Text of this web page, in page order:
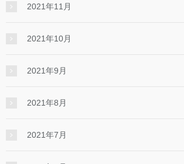
2021年11月
2021年10月
2021年9月
2021年8月
2021年7月